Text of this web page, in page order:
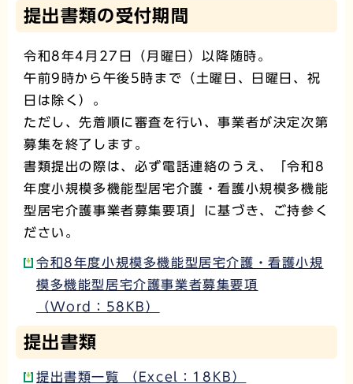
提出書類の受付期間
令和8年4月27日（月曜日）以降随時。
午前9時から午後5時まで（土曜日、日曜日、祝
日は除く）。
ただし、先着順に審査を行い、事業者が決定次第
募集を終了します。
書類提出の際は、必ず電話連絡のうえ、「令和8
年度小規模多機能型居宅介護・看護小規模多機能
型居宅介護事業者募集要項」に基づき、ご持参く
ださい。
令和8年度小規模多機能型居宅介護・看護小規
模多機能型居宅介護事業者募集要項
（Word：58KB）
提出書類
提出書類一覧 （Excel：18KB）